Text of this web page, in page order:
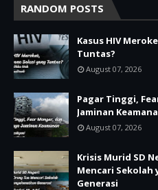
RANDOM POSTS
Kasus HIV
Tuntas?
August 07, 2026
Pagar Tinggi,
Jaminan
August 07, 2026
Krisis Murid SD
Mencari Sekolah
Generasi